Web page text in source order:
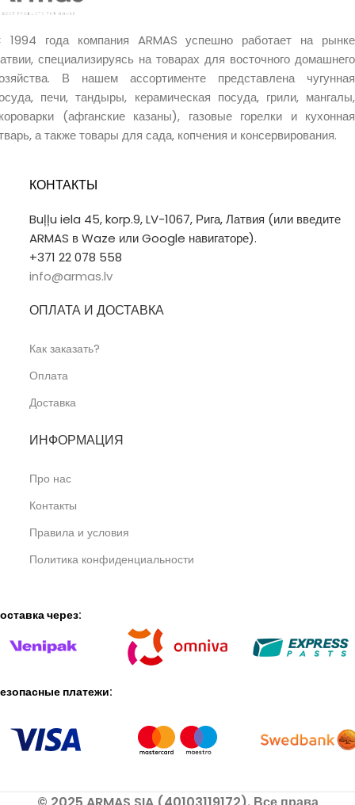
1994 года компания ARMAS успешно работает на рынке
специализируясь на товарах для восточного домашнего
В нашем ассортименте представлена чугунная
печи, тандыры, керамическая посуда, грили, мангалы,
(афганские казаны), газовые горелки и кухонная
а также товары для сада, копчения и консервирования.
КОНТАКТЫ
Buļļu iela 45, korp.9, LV-1067, Рига, Латвия (или введите
ARMAS в Waze или Google навигаторе).
+371 22 078 558
info@armas.lv
ОПЛАТА И ДОСТАВКА
Как заказать?
Оплата
Доставка
ИНФОРМАЦИЯ
Про нас
Контакты
Правила и условия
Политика конфиденциальности
через:
платежи: